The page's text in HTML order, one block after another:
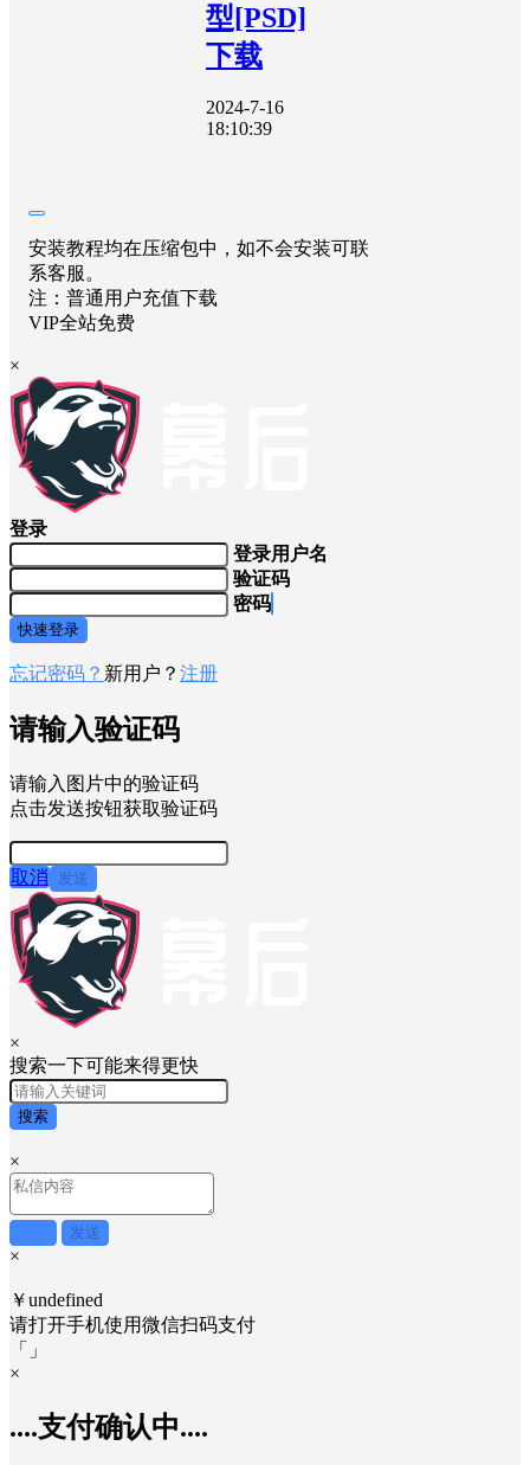
型[PSD]
下载
2024-7-16
18:10:39
安装教程均在压缩包中，如不会安装可联
系客服。
注：普通用户充值下载
VIP全站免费
×
登录
登录用户名
验证码
密码
快速登录
忘记密码？ 新用户？ 注册
请输入验证码
请输入图片中的验证码
点击发送按钮获取验证码
取消 发送
×
搜索一下可能来得更快
搜索
×
发送
×
￥undefined
请打开手机使用微信扫码支付
「
」
×
....支付确认中....